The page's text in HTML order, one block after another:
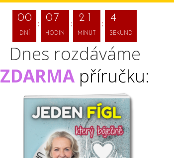
00
DNÍ
0 7
HODIN
2 1
MINUT
4
SEKUND
Dnes rozdáváme
ZDARMA příručku: